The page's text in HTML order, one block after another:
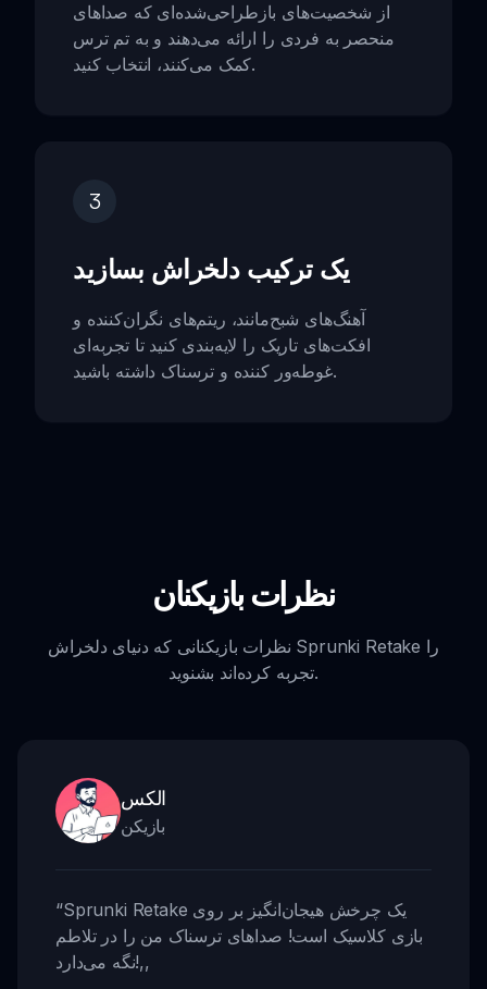
از شخصیت‌های بازطراحی‌شده‌ای که صداهای
منحصر به فردی را ارائه می‌دهند و به تم ترس
کمک می‌کنند، انتخاب کنید.
3
یک ترکیب دلخراش بسازید
آهنگ‌های شبح‌مانند، ریتم‌های نگران‌کننده و
افکت‌های تاریک را لایه‌بندی کنید تا تجربه‌ای
غوطه‌ور کننده و ترسناک داشته باشید.
نظرات بازیکنان
نظرات بازیکنانی که دنیای دلخراش Sprunki Retake را
تجربه کرده‌اند بشنوید.
الکس
بازیکن
“Sprunki Retake یک چرخش هیجان‌انگیز بر روی
بازی کلاسیک است! صداهای ترسناک من را در تلاطم
نگه می‌دارد!,,